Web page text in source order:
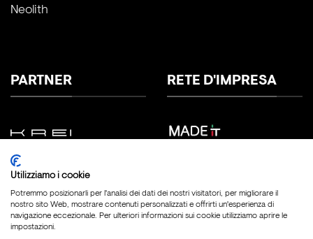
Neolith
PARTNER RETE D'IMPRESA
Utilizziamo i cookie
Potremmo posizionarli per l'analisi dei dati dei nostri visitatori, per migliorare il
nostro sito Web, mostrare contenuti personalizzati e offrirti un'esperienza di
navigazione eccezionale. Per ulteriori informazioni sui cookie utilizziamo aprire le
impostazioni.